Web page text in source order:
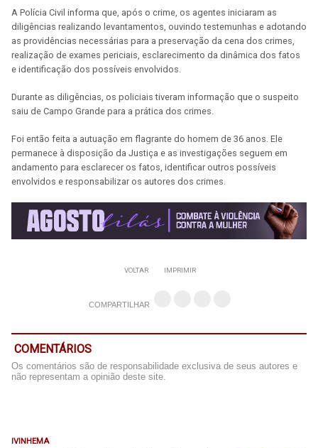
A Polícia Civil informa que, após o crime, os agentes iniciaram as
diligências realizando levantamentos, ouvindo testemunhas e adotando
as providências necessárias para a preservação da cena dos crimes,
realização de exames periciais, esclarecimento da dinâmica dos fatos
e identificação dos possíveis envolvidos.
Durante as diligências, os policiais tiveram informação que o suspeito
saiu de Campo Grande para a prática dos crimes.
Foi então feita a autuação em flagrante do homem de 36 anos. Ele
permanece à disposição da Justiça e as investigações seguem em
andamento para esclarecer os fatos, identificar outros possíveis
envolvidos e responsabilizar os autores dos crimes.
VOLTAR IMPRIMIR
COMPARTILHAR
COMENTÁRIOS
Os comentários são de responsabilidade exclusiva de seus autores e
não representam a opinião deste site.
IVINHEMA